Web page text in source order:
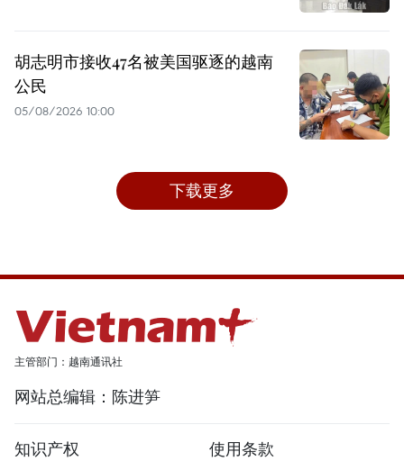
胡志明市接收47名被美国驱逐的越南
公民
05/08/2026 10:00
下载更多
主管部门：越南通讯社
网站总编辑：陈进笋
知识产权 使用条款